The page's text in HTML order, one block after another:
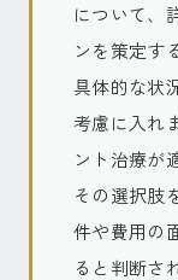
について、
ンを策定す
具体的な状
考慮に入れ
ント治療が
その選択肢
件や費用の
ると判断さ